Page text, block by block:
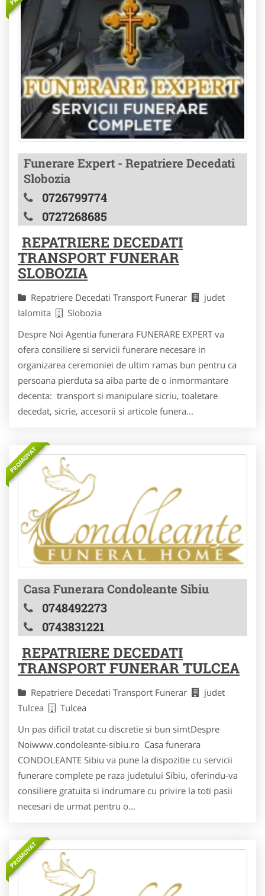
Funerare Expert - Repatriere Decedati
Slobozia
0726799774
0727268685
REPATRIERE DECEDATI
TRANSPORT FUNERAR
SLOBOZIA
Repatriere Decedati Transport Funerar
judet
Ialomita
Slobozia
Despre Noi Agentia funerara FUNERARE EXPERT va
ofera consiliere si servicii funerare necesare in
organizarea ceremoniei de ultim ramas bun pentru ca
persoana pierduta sa aiba parte de o inmormantare
decenta: transport si manipulare sicriu, toaletare
decedat, sicrie, accesorii si articole funera...
PROMOVAT
Casa Funerara Condoleante Sibiu
0748492273
0743831221
REPATRIERE DECEDATI
TRANSPORT FUNERAR TULCEA
Repatriere Decedati Transport Funerar
judet
Tulcea
Tulcea
Un pas dificil tratat cu discretie si bun simtDespre
Noiwww.condoleante-sibiu.ro Casa funerara
CONDOLEANTE Sibiu va pune la dispozitie cu servicii
funerare complete pe raza judetului Sibiu, oferindu-va
consiliere gratuita si indrumare cu privire la toti pasii
necesari de urmat pentru o...
PROMOVAT